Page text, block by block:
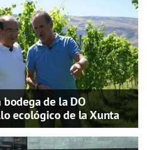
de la DO
ecológico de la Xunta